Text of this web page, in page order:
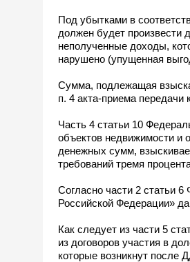
Под убытками в
должен будет произвести
неполученные доходы,
нарушено (упущенная
Сумма, подлежащая
п. 4 акта-приема
Часть 4 статьи 10
объектов недвижимости и
денежных сумм,
требований тремя
Согласно части 2 статьи
Российской Федерации»
Как следует из части 5
из договоров участия в
которые возникнут после